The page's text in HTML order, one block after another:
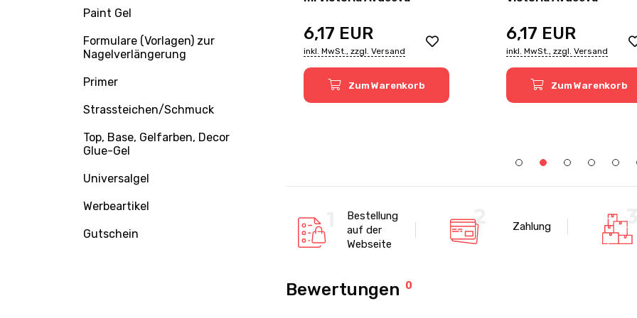
Paint Gel
Formulare (Vorlagen) zur
Nagelverlängerung
Primer
Strassteichen/Schmuck
Top, Base, Gelfarben, Decor
Glue-Gel
Universalgel
Werbeartikel
Gutschein
12ml
9,21EUR
inkl. MwSt., zzgl. Versand
6,17 EUR
inkl. MwSt., zzgl. Versand
Zum Warenkorb
6,17 EUR
inkl. MwSt., zzgl. Versand
Zum Warenkorb
Bestellung
auf der
Webseite
Zahlung
Bewertungen 0